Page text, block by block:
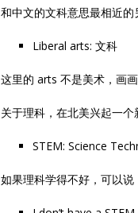
和中文的文科意思最相近的
Liberal arts: 文科
这里的 arts 不是美术，画
关于理科，在北美兴起一个
STEM: Science
如果理科学得不好，可以说